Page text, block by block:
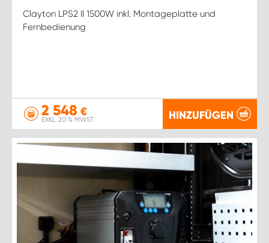
Clayton LPS2 II 1500W inkl. Montageplatte und
Fernbedienung
2 548 €
EXKL. 20 % MWST. HINZUFÜGEN